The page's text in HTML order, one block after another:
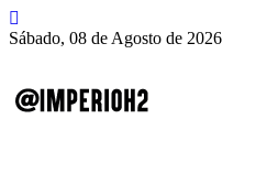
Sábado, 08 de Agosto de 2026